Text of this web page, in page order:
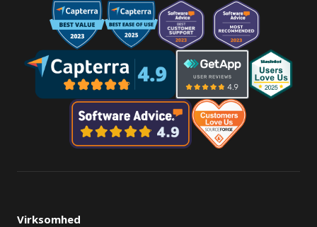
Virksomhed